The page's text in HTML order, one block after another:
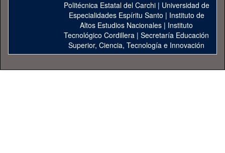
Politécnica Estatal del Carchi| Universidad de
Especialidades Espíritu Santo | Instituto de
Altos Estudios Nacionales | Instituto
Tecnológico Cordillera | Secretaría Educación
Superior, Ciencia, Tecnología e Innovación